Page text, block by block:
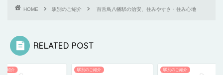
HOME 駅別のご紹介 百舌鳥八幡駅の治安、住みやすさ・住み心地
RELATED POST
ご紹介 駅別のご紹介 駅別のご紹介